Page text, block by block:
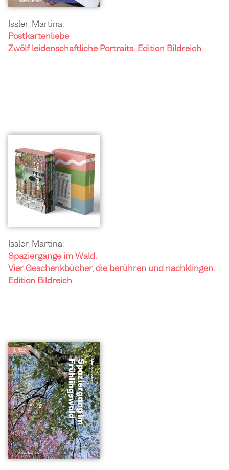
Issler, Martina:
Postkartenliebe
Zwölf leidenschaftliche Portraits. Edition Bildreich
Issler, Martina:
Spaziergänge im Wald.
Vier Geschenkbücher, die berühren und nachklingen.
Edition Bildreich